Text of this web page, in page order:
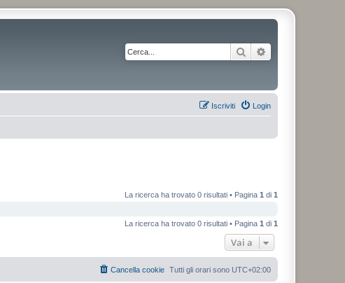
Cerca
Login
Iscriviti
La ricerca ha trovato 0 risultati • Pagina 1 di 1
La ricerca ha trovato 0 risultati • Pagina 1 di 1
Vai a
Tutti gli orari sono UTC+02:00
Cancella cookie